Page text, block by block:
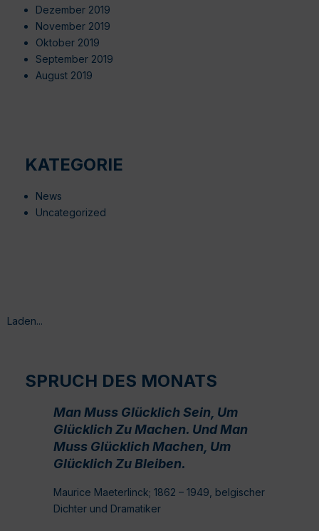
Dezember 2019
November 2019
Oktober 2019
September 2019
August 2019
KATEGORIE
News
Uncategorized
Laden...
SPRUCH DES MONATS
Man Muss Glücklich Sein, Um
Glücklich Zu Machen. Und Man
Muss Glücklich Machen, Um
Glücklich Zu Bleiben.
Maurice Maeterlinck; 1862 – 1949, belgischer
Dichter und Dramatiker